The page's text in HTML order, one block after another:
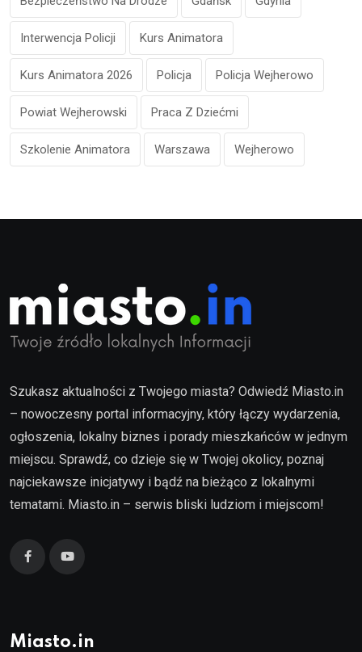
Interwencja Policji Kurs Animatora
Kurs Animatora 2026 Policja Policja Wejherowo
Powiat Wejherowski Praca Z Dziećmi
Szkolenie Animatora Warszawa Wejherowo
Szukasz aktualności z Twojego miasta? Odwiedź Miasto.in
– nowoczesny portal informacyjny, który łączy wydarzenia,
ogłoszenia, lokalny biznes i porady mieszkańców w jednym
miejscu. Sprawdź, co dzieje się w Twojej okolicy, poznaj
najciekawsze inicjatywy i bądź na bieżąco z lokalnymi
tematami. Miasto.in – serwis bliski ludziom i miejscom!
Miasto.in